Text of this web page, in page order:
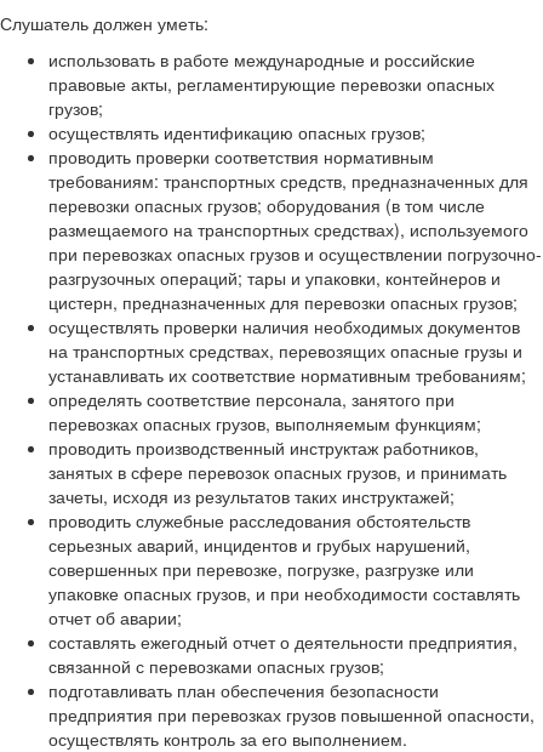
Слушатель должен уметь:
использовать в работе международные и российские
правовые акты, регламентирующие перевозки опасных
грузов;
осуществлять идентификацию опасных грузов;
проводить проверки соответствия нормативным
требованиям: транспортных средств, предназначенных для
перевозки опасных грузов; оборудования (в том числе
размещаемого на транспортных средствах), используемого
при перевозках опасных грузов и осуществлении погрузочно-
разгрузочных операций; тары и упаковки, контейнеров и
цистерн, предназначенных для перевозки опасных грузов;
осуществлять проверки наличия необходимых документов
на транспортных средствах, перевозящих опасные грузы и
устанавливать их соответствие нормативным требованиям;
определять соответствие персонала, занятого при
перевозках опасных грузов, выполняемым функциям;
проводить производственный инструктаж работников,
занятых в сфере перевозок опасных грузов, и принимать
зачеты, исходя из результатов таких инструктажей;
проводить служебные расследования обстоятельств
серьезных аварий, инцидентов и грубых нарушений,
совершенных при перевозке, погрузке, разгрузке или
упаковке опасных грузов, и при необходимости составлять
отчет об аварии;
составлять ежегодный отчет о деятельности предприятия,
связанной с перевозками опасных грузов;
подготавливать план обеспечения безопасности
предприятия при перевозках грузов повышенной опасности,
осуществлять контроль за его выполнением.